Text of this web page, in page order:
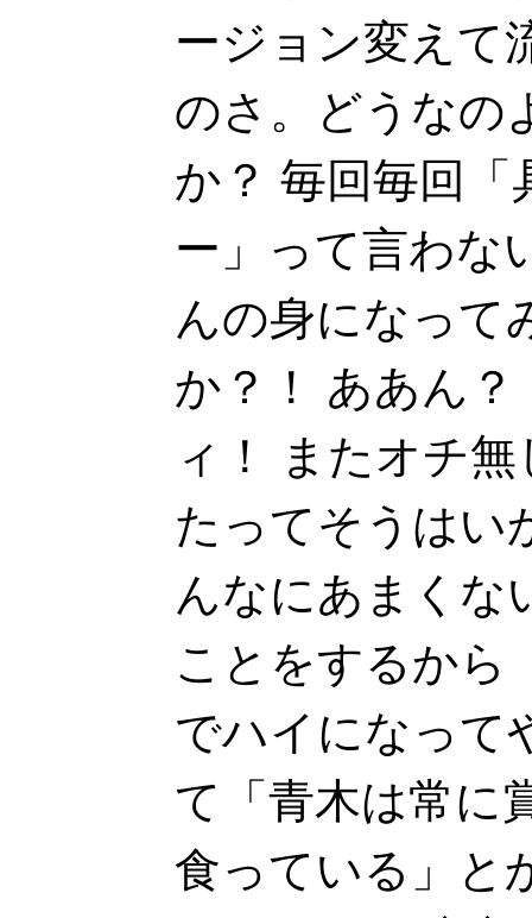
ージョン変えて
のさ。どうなの
か？ 毎回毎回
ー」って言わな
んの身になって
か？！ ああん
ィ！ またオチ
たってそうはい
んなにあまくな
ことをするから
でハイになって
て「青木は常に
食っている」と